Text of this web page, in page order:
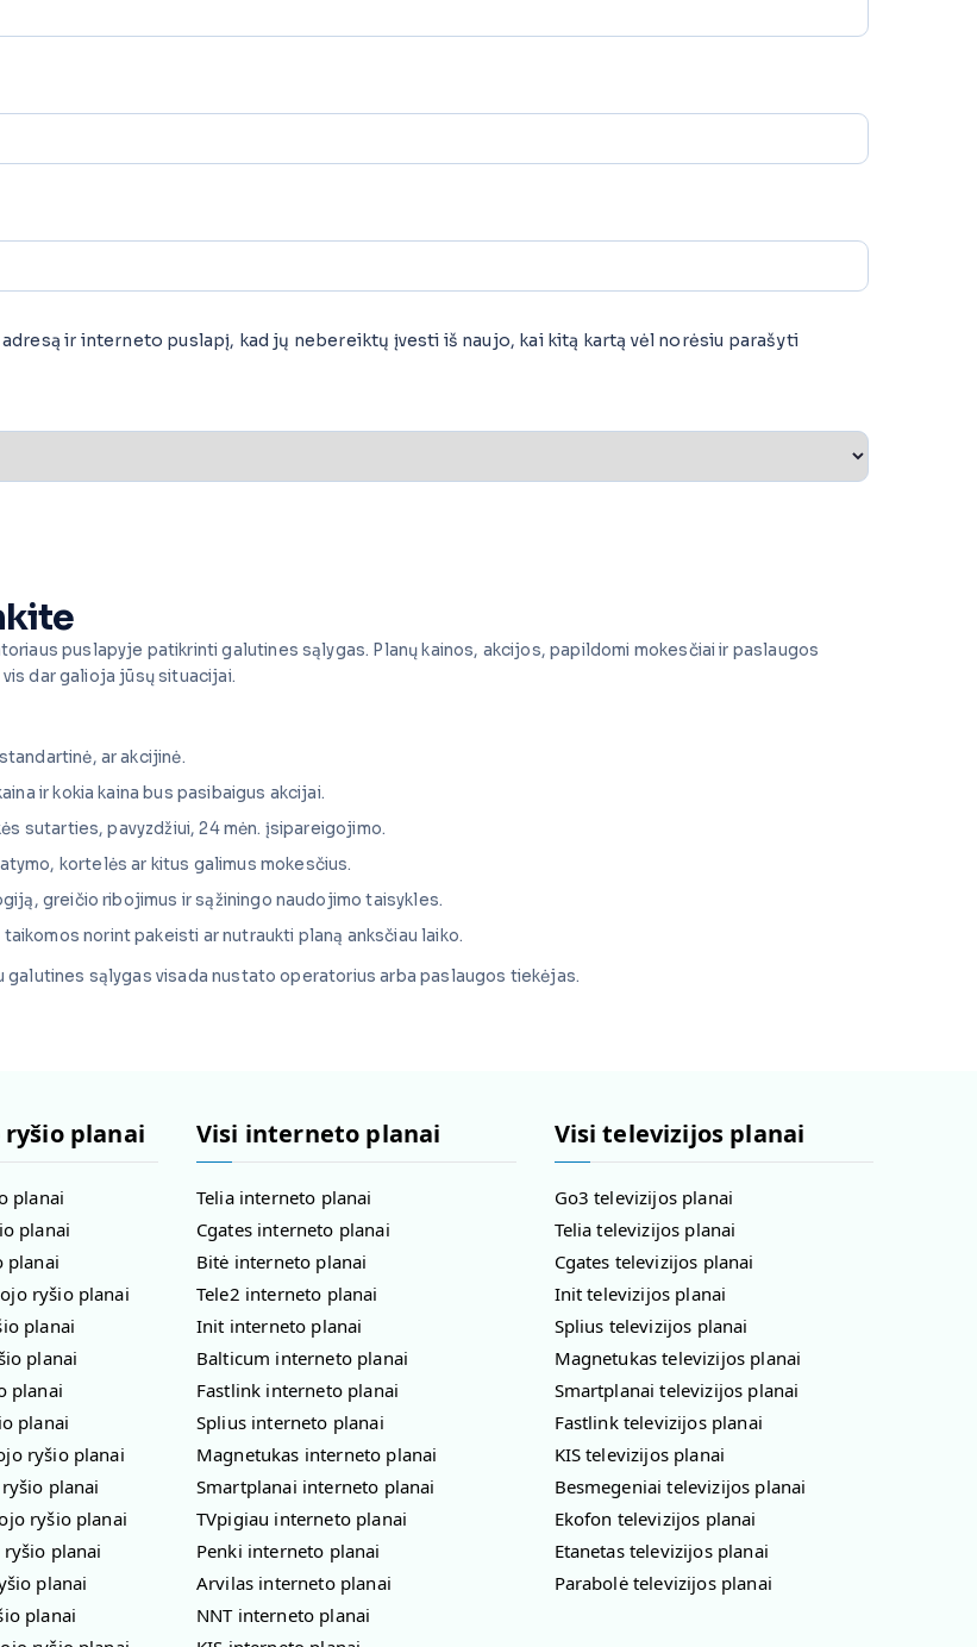
ir interneto puslapį, kad jų nebereiktų įvesti iš naujo, kai kitą kartą vėl norėsiu parašyti
puslapyje patikrinti galutines sąlygas. Planų kainos, akcijos, papildomi mokesčiai ir paslaugos
dar galioja jūsų situacijai.
ar akcijinė.
ir kokia kaina bus pasibaigus akcijai.
sutarties, pavyzdžiui, 24 mėn. įsipareigojimo.
kortelės ar kitus galimus mokesčius.
greičio ribojimus ir sąžiningo naudojimo taisykles.
norint pakeisti ar nutraukti planą anksčiau laiko.
sąlygas visada nustato operatorius arba paslaugos tiekėjas.
planai
planai
planai
planai
ryšio planai
planai
planai
planai
planai
ryšio planai
planai
ryšio planai
planai
planai
planai
Visi interneto planai
Telia interneto planai
Cgates interneto planai
Bitė interneto planai
Tele2 interneto planai
Init interneto planai
Balticum interneto planai
Fastlink interneto planai
Splius interneto planai
Magnetukas interneto planai
Smartplanai interneto planai
TVpigiau interneto planai
Penki interneto planai
Arvilas interneto planai
NNT interneto planai
Visi televizijos planai
Go3 televizijos planai
Telia televizijos planai
Cgates televizijos planai
Init televizijos planai
Splius televizijos planai
Magnetukas televizijos planai
Smartplanai televizijos planai
Fastlink televizijos planai
KIS televizijos planai
Besmegeniai televizijos planai
Ekofon televizijos planai
Etanetas televizijos planai
Parabolė televizijos planai